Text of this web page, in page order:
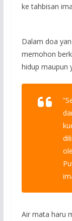
ke tahbisan
Dalam doa
memohon
hidup maupun
Air mata haru